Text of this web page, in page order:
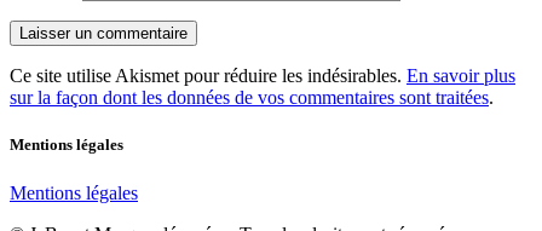
Ce site utilise Akismet pour réduire les indésirables. En savoir plus
sur la façon dont les données de vos commentaires sont traitées.
Mentions légales
Mentions légales